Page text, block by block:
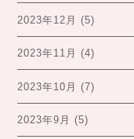
2023年12月 (5)
2023年11月 (4)
2023年10月 (7)
2023年9月 (5)